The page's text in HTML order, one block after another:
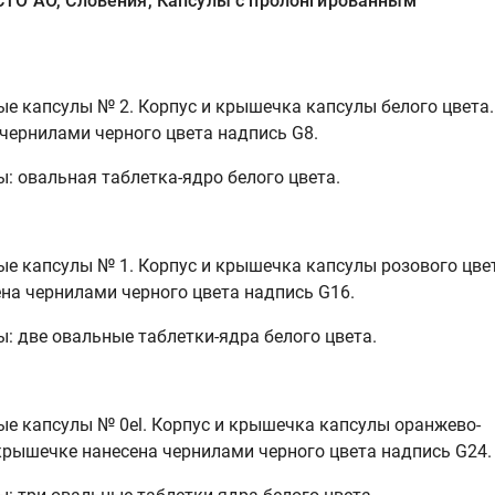
капсулы № 2. Корпус и крышечка капсулы белого
черного цвета надпись G8.
овальная таблетка-ядро белого цвета.
капсулы № 1. Корпус и крышечка капсулы розового
чернилами черного цвета надпись G16.
две овальные таблетки-ядра белого цвета.
капсулы № 0el. Корпус и крышечка капсулы оранжево-
нанесена чернилами черного цвета надпись G24.